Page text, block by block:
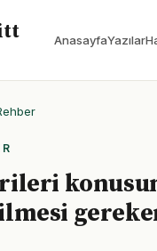
AnasayfaYazılar